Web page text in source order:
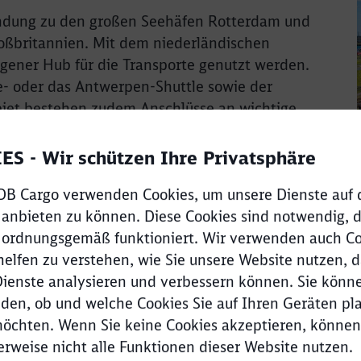
- Wir schützen Ihre Privatsphäre
Cargo verwenden Cookies, um unsere Dienste auf
zu können. Diese Cookies sind notwendig,
funktioniert. Wir verwenden auch
zu verstehen, wie Sie unsere Website nutzen,
analysieren und verbessern können. Sie
ob und welche Cookies Sie auf Ihren Geräten
Wenn Sie keine Cookies akzeptieren,
nicht alle Funktionen dieser Website nutzen.
zu den großen Seehäfen Rotterdam und
Mit dem niederländischen
Hub für die Transporte genutzt werden.
oder das Antwerpen-Shuttle sowie der
bestehen zudem Anschlüsse an wichtige
Relation Südwesten: Starke
Ob Ganzzüge oder einzelne Container, DB
gesamten Strecke, ob auf der vollständigen
Möchten Sie zuweitergeleitet werden?